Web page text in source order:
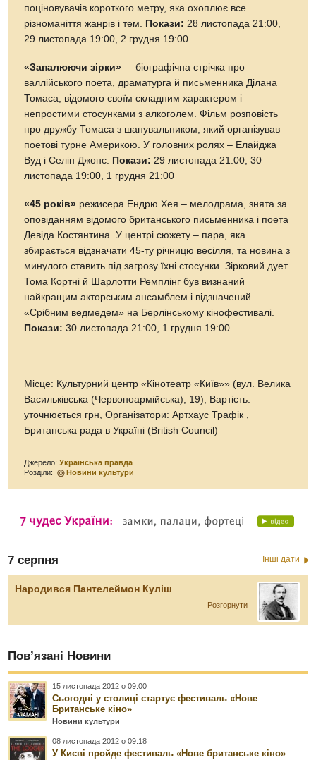
поціновувачів короткого метру, яка охоплює все
різноманіття жанрів і тем. Покази: 28 листопада 21:00,
29 листопада 19:00, 2 грудня 19:00
«Запалюючи зірки» – біографічна стрічка про
валлійського поета, драматурга й письменника Ділана
Томаса, відомого своїм складним характером і
непростими стосунками з алкоголем. Фільм розповість
про дружбу Томаса з шанувальником, який організував
поетові турне Америкою. У головних ролях – Елайджа
Вуд і Селін Джонс. Покази: 29 листопада 21:00, 30
листопада 19:00, 1 грудня 21:00
«45 років» режисера Ендрю Хея – мелодрама, знята за
оповіданням відомого британського письменника і поета
Девіда Костянтина. У центрі сюжету – пара, яка
збирається відзначати 45-ту річницю весілля, та новина з
минулого ставить під загрозу їхні стосунки. Зірковий дует
Тома Кортні й Шарлотти Ремплінг був визнаний
найкращим акторським ансамблем і відзначений
«Срібним ведмедем» на Берлінському кінофестивалі.
Покази:30 листопада 21:00, 1 грудня 19:00
Місце: Культурний центр «Кінотеатр «Київ»» (вул. Велика
Васильківська (Червоноармійська), 19), Вартість:
уточнюється грн, Організатори: Артхаус Трафік ,
Британська рада в Україні (British Council)
Джерело:Українська правда
Розділи:
Новини культури
7 серпня Інші дати
Народився Пантелеймон Куліш
Розгорнути
Пов’язані Новини
15 листопада 2012 о 09:00
Сьогодні у столиці стартує фестиваль «Нове
Британське кіно»
Новини культури
08 листопада 2012 о 09:18
У Києві пройде фестиваль «Нове британське кіно»